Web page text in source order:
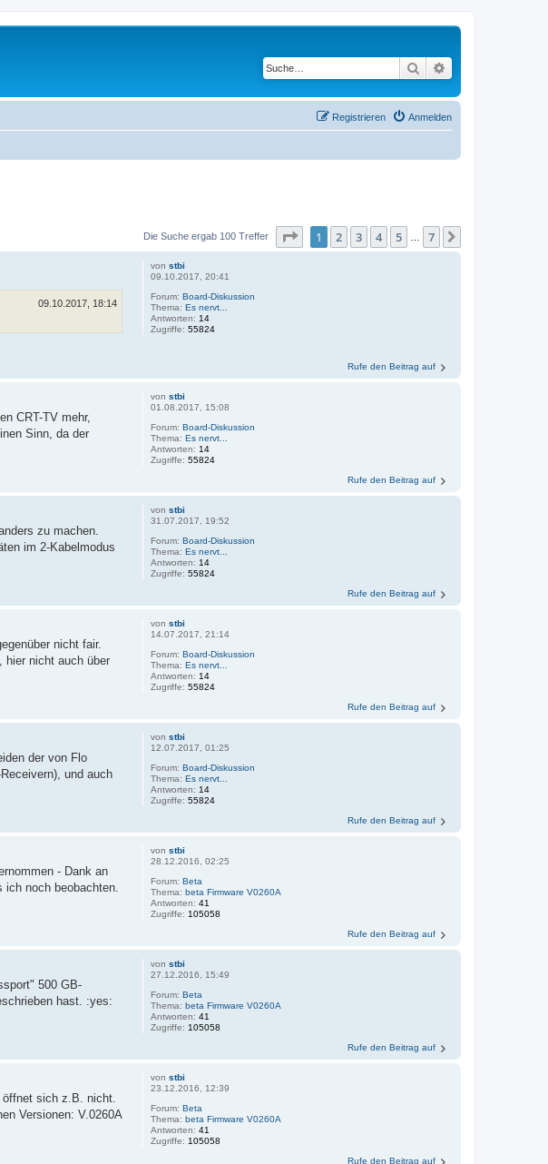
Suche
Anmelden
Registrieren
Die Suche ergab 100 Treffer Seite von7
1 2 3 4 5 7
vonstbi
09.10.2017, 20:41
Forum:Board-Diskussion
Thema:Es nervt...
Antworten: 14
Zugriffe:55824
09.10.2017, 18:14
Rufe den Beitrag auf
vonstbi
01.08.2017, 15:08
Forum:Board-Diskussion
Thema:Es nervt...
Antworten: 14
Zugriffe:55824
CRT-TV mehr,
Sinn, da der
Rufe den Beitrag auf
vonstbi
31.07.2017, 19:52
Forum:Board-Diskussion
Thema:Es nervt...
Antworten: 14
Zugriffe:55824
zu machen.
im 2-Kabelmodus
Rufe den Beitrag auf
vonstbi
14.07.2017, 21:14
Forum:Board-Diskussion
Thema:Es nervt...
Antworten: 14
Zugriffe:55824
nicht fair.
hier nicht auch über
Rufe den Beitrag auf
vonstbi
12.07.2017, 01:25
Forum:Board-Diskussion
Thema:Es nervt...
Antworten: 14
Zugriffe:55824
der von Flo
und auch
Rufe den Beitrag auf
vonstbi
28.12.2016, 02:25
Forum:Beta
Thema:beta Firmware V0260A
Antworten:41
Zugriffe: 105058
- Dank an
noch beobachten.
Rufe den Beitrag auf
vonstbi
27.12.2016, 15:49
Forum:Beta
Thema:beta Firmware V0260A
Antworten:41
Zugriffe: 105058
500 GB-
hast. :yes:
Rufe den Beitrag auf
vonstbi
23.12.2016, 12:39
Forum:Beta
Thema:beta Firmware V0260A
Antworten:41
Zugriffe: 105058
sich z.B. nicht.
Versionen: V.0260A
Rufe den Beitrag auf